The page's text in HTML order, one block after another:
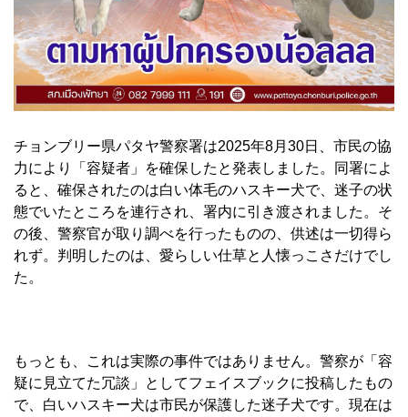
チョンブリー県パタヤ警察署は2025年8月30日、市民の協
力により「容疑者」を確保したと発表しました。同署によ
ると、確保されたのは白い体毛のハスキー犬で、迷子の状
態でいたところを連行され、署内に引き渡されました。そ
の後、警察官が取り調べを行ったものの、供述は一切得ら
れず。判明したのは、愛らしい仕草と人懐っこさだけでし
た。
もっとも、これは実際の事件ではありません。警察が「容
疑に見立てた冗談」としてフェイスブックに投稿したもの
で、白いハスキー犬は市民が保護した迷子犬です。現在は